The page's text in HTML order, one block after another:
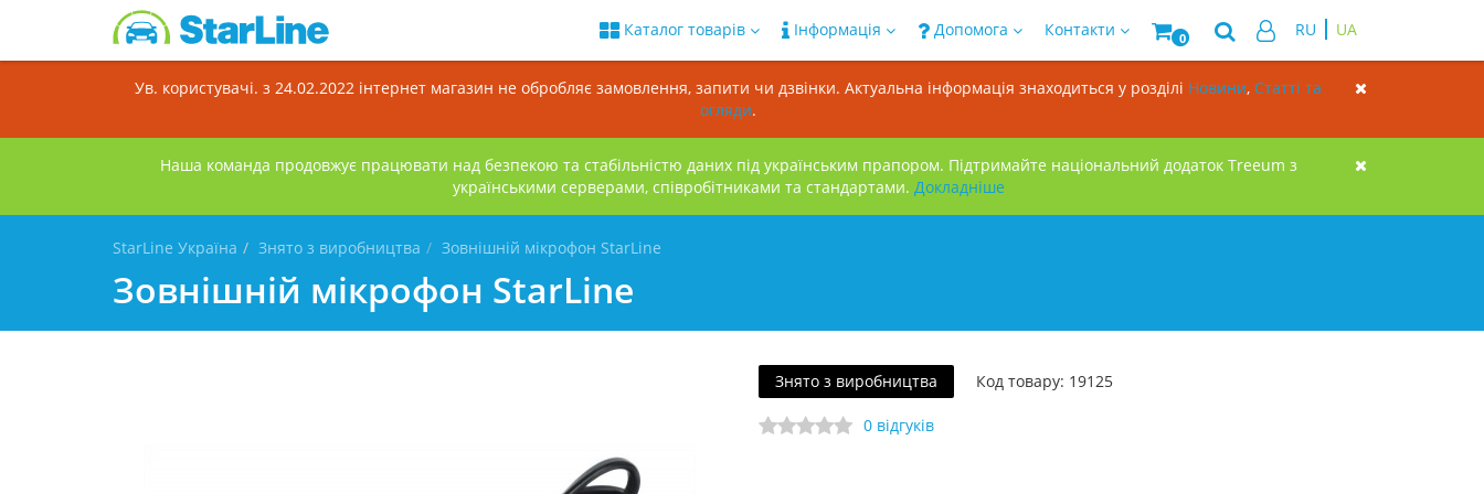
Ув. користувачі. з 24.02.2022 інтернет магазин не обробляє замовлення, запити чи дзвінки. Актуальна інформація знаходиться у розділі Новини, Статті та
огляди.
Наша команда продовжує працювати над безпекою та стабільністю даних під українським прапором. Підтримайте національний додаток Treeum з
українськими серверами, співробітниками та стандартами. Докладнiше
Каталог товарів Інформація Допомога Контакти 0 RU UA
StarLine Україна Знято з виробництва Зовнішній мікрофон StarLine
Зовнішній мікрофон StarLine
Знято з виробництва Код товару: 19125
0 відгуків